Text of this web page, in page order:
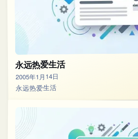
永远热爱生活
2005年1月14日
永远热爱生活